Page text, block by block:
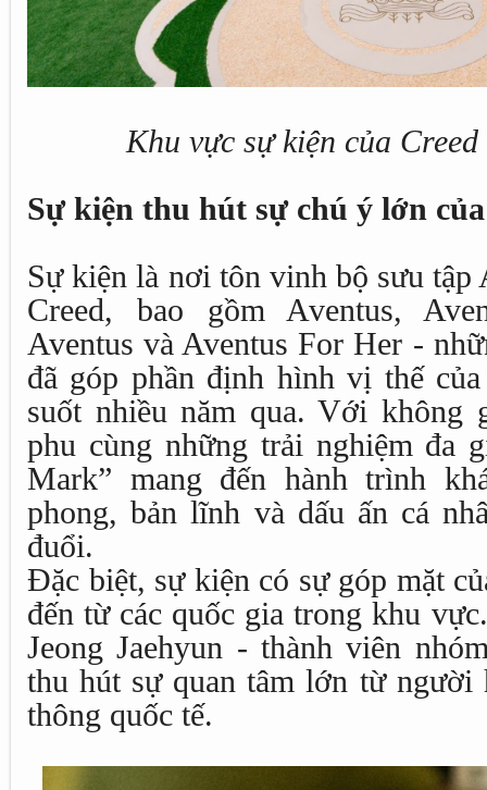
Khu vực sự kiện của
Sự kiện thu hút sự chú ý lớn
Sự kiện là nơi tôn vinh bộ sưu tập
Creed, bao gồm Aventus,
Aventus và Aventus For Her -
đã góp phần định hình vị thế
suốt nhiều năm qua. Với không
phu cùng những trải nghiệm đa
Mark” mang đến hành trình
phong, bản lĩnh và dấu ấn cá
đuổi.
Đặc biệt, sự kiện có sự góp mặt
đến từ các quốc gia trong khu
Jeong Jaehyun - thành viên
thu hút sự quan tâm lớn từ người
thông quốc tế.